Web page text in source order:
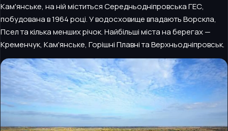
Кам'янське, на ній міститься Середньодніпровська ГЕС,
побудована в 1964 році. У водосховище впадають Ворскла,
Псел та кілька менших річок. Найбільші міста на берегах —
Кременчук, Кам'янське, Горішні Плавні та Верхньодніпровськ.